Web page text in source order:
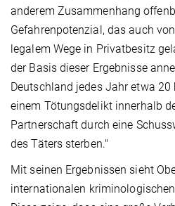
anderem Zusammenhang
Gefahrenpotenzial, das auch
legalem Wege in Privatbesitz
der Basis dieser Ergebnisse
Deutschland jedes Jahr etwa
einem Tötungsdelikt innerhalb
Partnerschaft durch eine
des Täters sterben."
Mit seinen Ergebnissen sieht
internationalen